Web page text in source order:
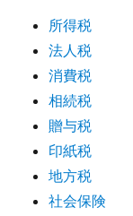
所得税
法人税
消費税
相続税
贈与税
印紙税
地方税
社会保険